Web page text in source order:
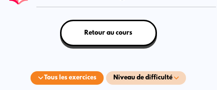
Tous les exercices Niveau de difficulté
Retour au cours